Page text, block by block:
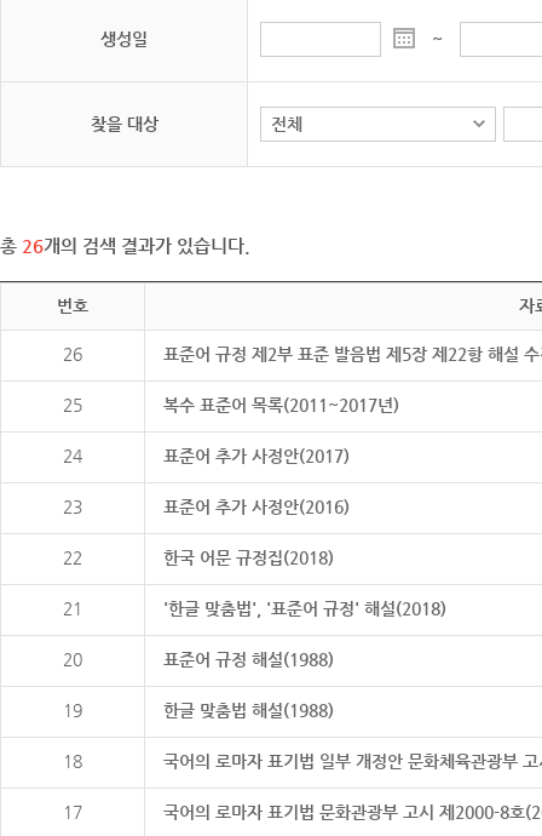
생성일 ~
찾을 대상
총 26개의 검색 결과가 있습니다.
번호 자
26 표준어 규정 제2부 표준 발음법 제5장 제22항 해설
25 복수 표준어 목록(2011~2017년)
24 표준어 추가 사정안(2017)
23 표준어 추가 사정안(2016)
22 한국 어문 규정집(2018)
21 '한글 맞춤법', '표준어 규정' 해설(2018)
20 표준어 규정 해설(1988)
19 한글 맞춤법 해설(1988)
18 국어의 로마자 표기법 일부 개정안 문화체육관광부
17 국어의 로마자 표기법 문화관광부 고시 제2000-8호